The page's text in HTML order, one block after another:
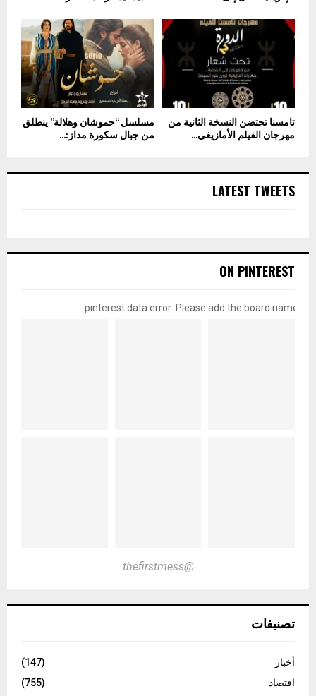
مسلسل “حموشان وهلالة” ينطلق
من جبال سكورة مداز:...
تامسنا تحتضن النسخة الثانية من
مهرجان الفيلم الأمازيغي...
LATEST TWEETS
ON PINTEREST
pinterest data error: Please add the board name
@thefirstmess
تصنيفات
أخبار
(147)
اقتصاد
(755)